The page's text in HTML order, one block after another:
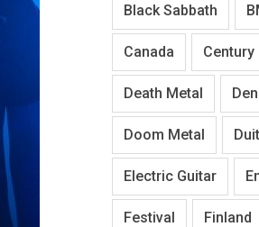
Black Sabbath
Canada Century
Death Metal
Doom Metal
Electric Guitar
Festival Finland